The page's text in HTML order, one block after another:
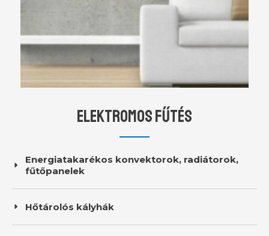
ELEKTROMOS FŰTÉS​
Energiatakarékos konvektorok, radiátorok,
fűtőpanelek
Hőtárolós kályhák